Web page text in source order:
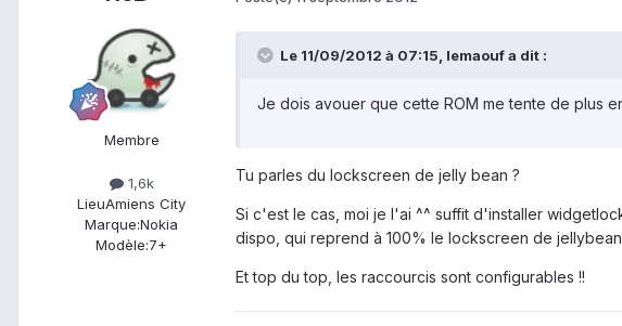
Membre
1,6k
LieuAmiens City
Marque:Nokia
Modèle:7+
Le 11/09/2012 à 07:15, lemaouf a dit :
Je dois avouer que cette ROM me tente de plus
Tu parles du lockscreen de jelly bean ?
Si c'est le cas, moi je l'ai ^^ suffit d'installer
dispo, qui reprend à 100% le lockscreen de
Et top du top, les raccourcis sont configurables !!